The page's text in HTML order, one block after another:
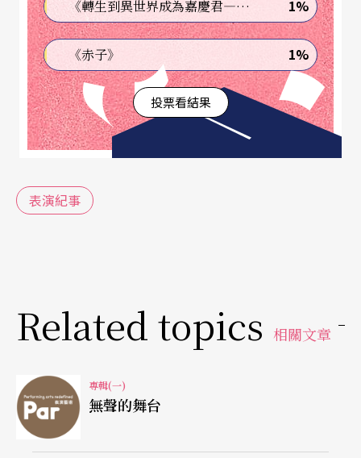
《轉生到異世界成為嘉慶君—發現我的祖先是詐騙集團!?》 1%
《赤子》 1%
投票看結果
表演紀事
Related topics 相關文章
專輯(一)
無聲的舞台